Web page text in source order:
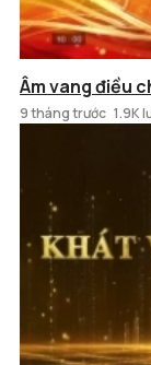
Âm vang điều
9 tháng trước 1.9K